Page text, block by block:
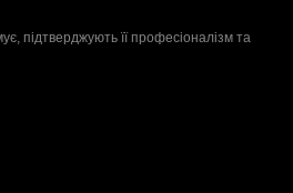
підтверджують її професіоналізм та